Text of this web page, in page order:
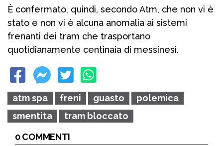
È confermato, quindi, secondo Atm, che non vi è
stato e non vi è alcuna anomalia ai sistemi
frenanti dei tram che trasportano
quotidianamente centinaia di messinesi.
atm spa freni guasto
polemica
smentita
tram bloccato
0 COMMENTI